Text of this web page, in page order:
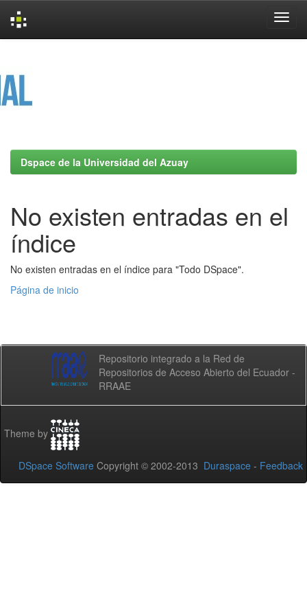
Dspace de la Universidad del Azuay
No existen entradas en el
índice
No existen entradas en el índice para "Todo DSpace".
Página de inicio
Repositorio integrado a la Red de
Repositorios de Acceso Abierto del Ecuador -
RRAAE
Theme by
DSpace Software Copyright © 2002-2013 Duraspace - Feedback